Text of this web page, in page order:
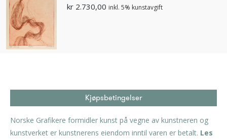
kr 2.730,00 inkl. 5% kunstavgift
Kjøpsbetingelser
Norske Grafikere formidler kunst på vegne av kunstneren og
kunstverket er kunstnerens eiendom inntil varen er betalt. Les